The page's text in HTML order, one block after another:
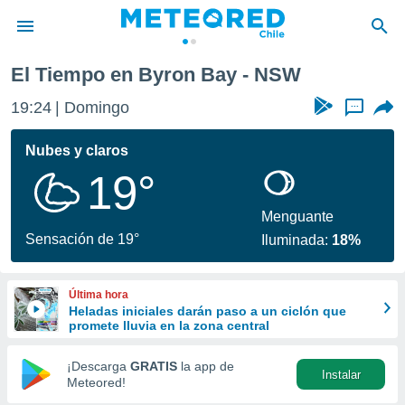
de
por
se
calidad.
a este
las
y
forma
digital
basada
El Tiempo en Byron Bay - NSW
19:24 Domingo ...
Nubes y claros
19°
Sensación de 19°
Menguante
Iluminada: 18%
Última hora
Heladas iniciales darán paso a un ciclón que
promete lluvia en la zona central
¡Descarga GRATIS la app de
Meteored!
Instalar